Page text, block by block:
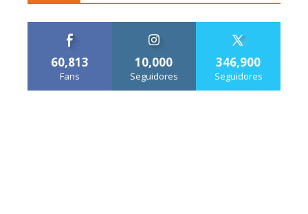
60,813
Fans
10,000
Seguidores
346,900
Seguidores